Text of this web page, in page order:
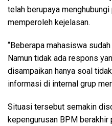
telah berupaya
memperoleh kejelasan.
“Beberapa mahasiswa
Namun tidak ada respons
disampaikan hanya soal
informasi di internal grup
Situasi tersebut semakin
kepengurusan BPM